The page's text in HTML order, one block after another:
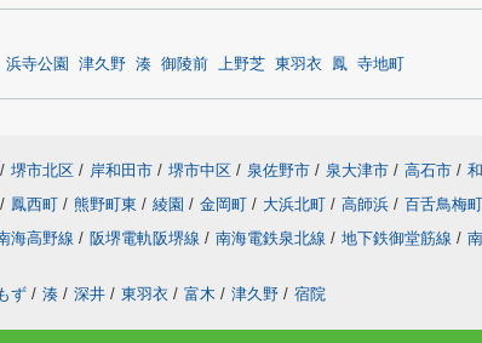
浜寺公園 津久野 湊 御陵前 上野芝 東羽衣 鳳 寺地町
/ 堺市北区 / 岸和田市 / 堺市中区 / 泉佐野市 / 泉大津市 / 高石市 /
/ 鳳西町 / 熊野町東 / 綾園 / 金岡町 / 大浜北町 / 高師浜 / 百舌鳥梅町
海高野線 / 阪堺電軌阪堺線 / 南海電鉄泉北線 / 地下鉄御堂筋線 /
ず / 湊 / 深井 / 東羽衣 / 富木 / 津久野 / 宿院